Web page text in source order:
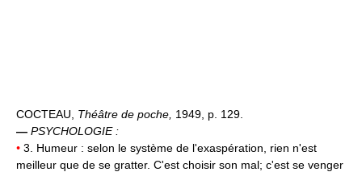
COCTEAU, Théâtre de poche, 1949, p. 129.
— PSYCHOLOGIE :
• 3. Humeur : selon le système de l'exaspération, rien n'est
meilleur que de se gratter. C'est choisir son mal; c'est se venger